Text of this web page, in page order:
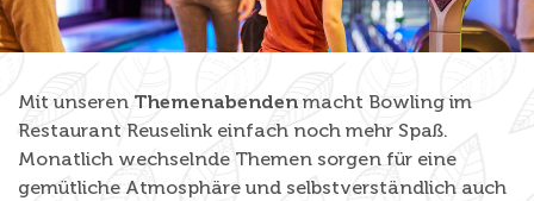
Mit unseren Themenabenden macht Bowling im
Restaurant Reuselink einfach noch mehr Spaß.
Monatlich wechselnde Themen sorgen für eine
gemütliche Atmosphäre und selbstverständlich auch